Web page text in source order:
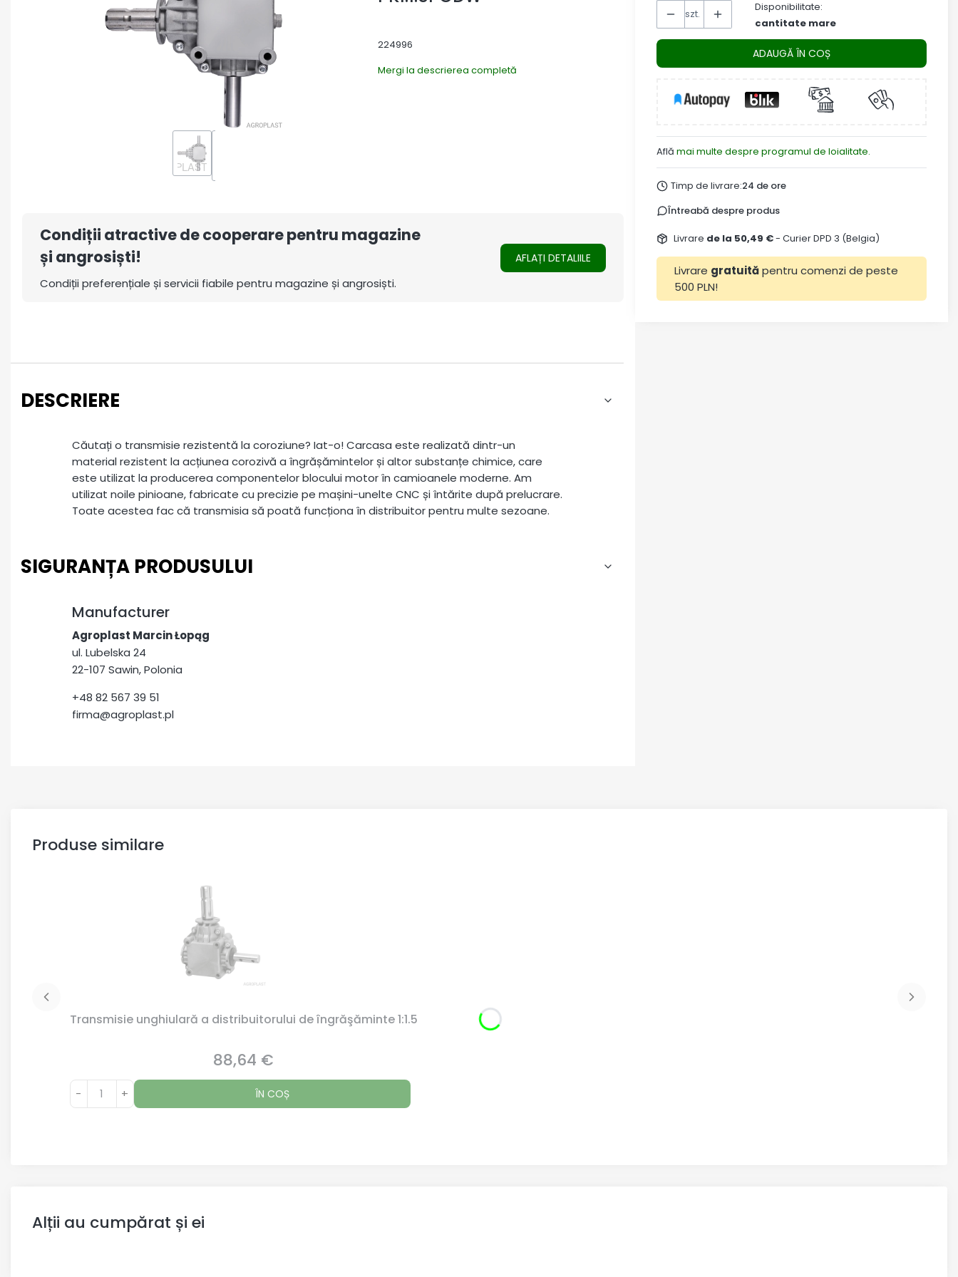
224996
Mergi la descrierea completă
Condiții atractive de cooperare pentru magazine
și angrosiști!
Condiții preferențiale și servicii fiabile pentru magazine și angrosiști.
AFLAȚI DETALIILE
DESCRIERE
Căutați o transmisie rezistentă la coroziune? Iat-o! Carcasa este realizată dintr-un
material rezistent la acțiunea corozivă a îngrășămintelor și altor substanțe chimice, care
este utilizat la producerea componentelor blocului motor în camioanele moderne. Am
utilizat noile pinioane, fabricate cu precizie pe mașini-unelte CNC și întărite după prelucrare.
Toate acestea fac că transmisia să poată funcționa în distribuitor pentru multe sezoane.
SIGURANȚA PRODUSULUI
Manufacturer
Agroplast Marcin Łopąg
ul. Lubelska 24
22-107 Sawin, Polonia
+48 82 567 39 51
firma@agroplast.pl
szt.
Disponibilitate:
cantitate mare
ADAUGĂ ÎN COȘ
Află mai multe despre programul de loialitate.
Timp de livrare:24 de ore
Întreabă despre produs
Livrare de la 50,49 €- Curier DPD 3 (Belgia)
Livrare gratuităpentru comenzi de peste
500 PLN!
Produse similare
Transmisie unghiulară a distribuitorului de îngrăşăminte 1:1.5
Preț
88,64 €
- + ÎN COȘ
Alții au cumpărat și ei